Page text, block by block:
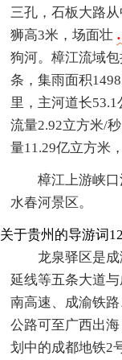
三孔，石板大路
狮高3米，场面壮
狗河。樟江流域
条，集雨面积
里，主河道长
流量2.92立方米/
量11.29亿立方米
樟江上游峡
水春河景区。
关于贵州的导游词12
龙泉驿区是
延线等五条大道
南高速、成渝铁
公路可至广西出
划中的成都地铁2